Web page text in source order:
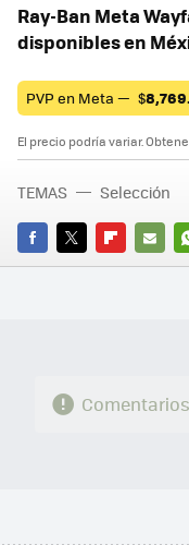
Ray-Ban Meta
disponibles en
PVP en Meta — $
El precio podría variar.
FACEBOOK
TWITTERFLIPBOARD
E-
TEMAS Selección